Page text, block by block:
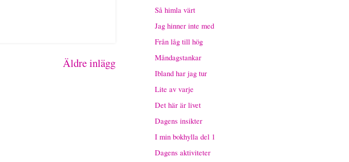
Äldre inlägg
Så himla värt
Jag hinner inte med
Från låg till hög
Måndagstankar
Ibland har jag tur
Lite av varje
Det här är livet
Dagens insikter
I min bokhylla del 1
Dagens aktiviteter